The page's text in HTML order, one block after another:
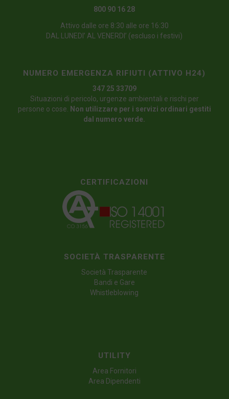
800 90 16 28
Attivo dalle ore 8:30 alle ore 16:30
DAL LUNEDI’ AL VENERDI’ (escluso i festivi)
NUMERO EMERGENZA RIFIUTI (ATTIVO H24)
347 25 33709
Situazioni di pericolo, urgenze ambientali e rischi per
persone o cose.
Non utilizzare per i servizi ordinari gestiti
dal numero verde.
CERTIFICAZIONI
SOCIETÀ TRASPARENTE
Società Trasparente
Bandi e Gare
Whistleblowing
UTILITY
Area Fornitori
Area Dipendenti